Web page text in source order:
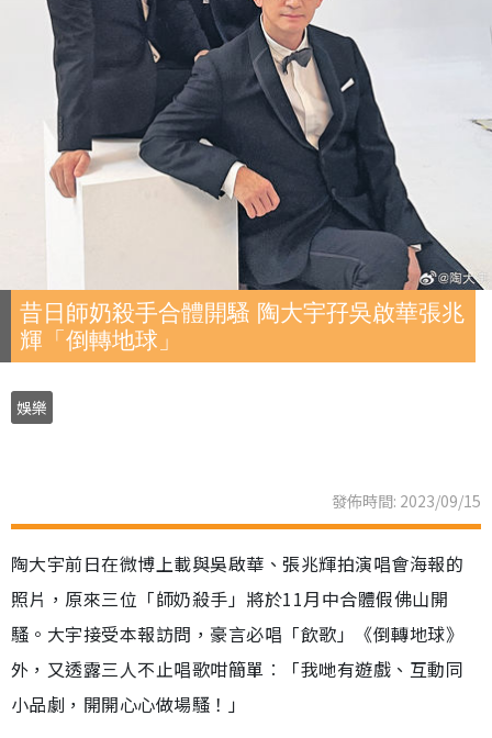
昔日師奶殺手合體開騷 陶大宇孖吳啟華張兆
輝「倒轉地球」
娛樂
發佈時間: 2023/09/15
陶大宇前日在微博上載與吳啟華、張兆輝拍演唱會海報的
照片，原來三位「師奶殺手」將於11月中合體假佛山開
騷。大宇接受本報訪問，豪言必唱「飲歌」《倒轉地球》
外，又透露三人不止唱歌咁簡單︰「我哋有遊戲、互動同
小品劇，開開心心做場騷！」